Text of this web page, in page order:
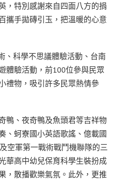
，特別感謝來自四面八方的捐
攜手拋磚引玉，把溫暖的心意
、科學不思議體驗活動、台南
體驗活動，前100位參與民眾
禮物，吸引許多民眾熱情參
鴨、夜奇鴨及魚頭君等吉祥物
、蚵寮國小英語歌謠、億載國
空軍第一戰術戰鬥機聯隊的三
華高中幼兒保育科學生裝扮成
，散播歡樂氣氛。此外，更推